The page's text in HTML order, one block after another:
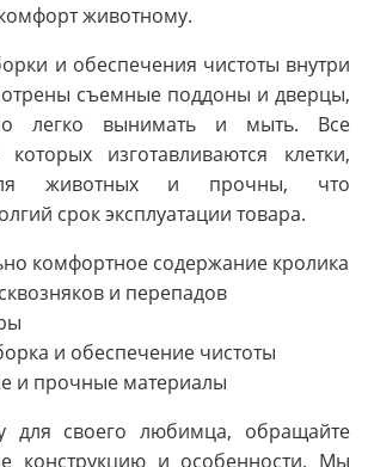
животному.
и обеспечения чистоты внутри
съемные поддоны и дверцы,
легко вынимать и мыть. Все
изготавливаются клетки,
животных и прочны, что
срок эксплуатации товара.
комфортное содержание кролика
и перепадов
и обеспечение чистоты
и прочные материалы
для своего любимца, обращайте
конструкцию и особенности. Мы